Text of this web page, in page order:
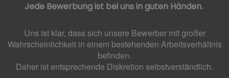
Jede Bewerbung ist bei uns in guten Händen.
Uns ist klar, dass sich unsere Bewerber mit großer
Wahrscheinlichkeit in einem bestehenden Arbeitsverhältnis
befinden.
Daher ist entsprechende Diskretion selbstverständlich.